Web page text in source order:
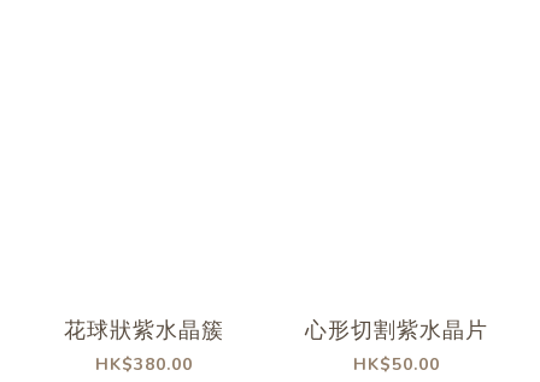
花球狀紫水晶簇
HK$380.00
心形切割紫水晶片
HK$50.00